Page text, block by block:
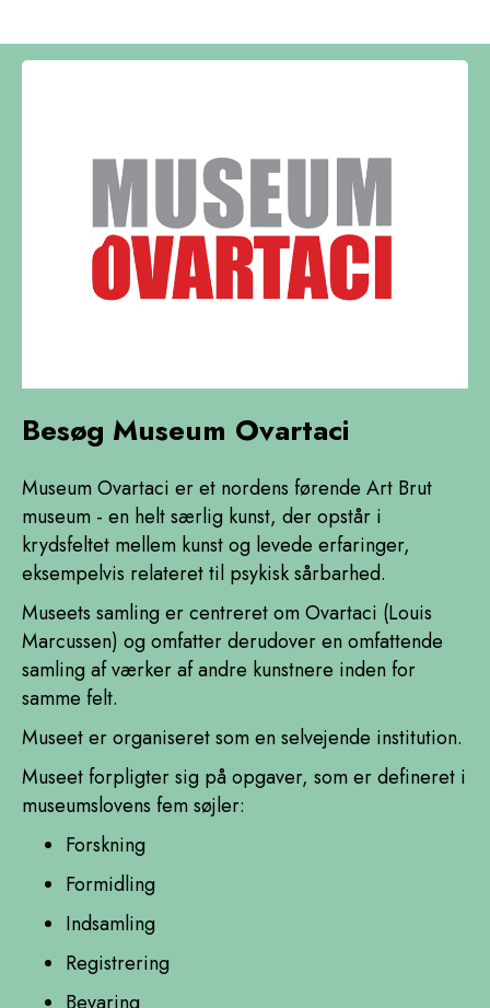
Besøg Museum Ovartaci
Museum Ovartaci er et nordens førende Art Brut
museum - en helt særlig kunst, der opstår i
krydsfeltet mellem kunst og levede erfaringer,
eksempelvis relateret til psykisk sårbarhed.
Museets samling er centreret om Ovartaci (Louis
Marcussen) og omfatter derudover en omfattende
samling af værker af andre kunstnere inden for
samme felt.
Museet er organiseret som en selvejende institution.
Museet forpligter sig på opgaver, som er defineret i
museumslovens fem søjler:
Forskning
Formidling
Indsamling
Registrering
Bevaring